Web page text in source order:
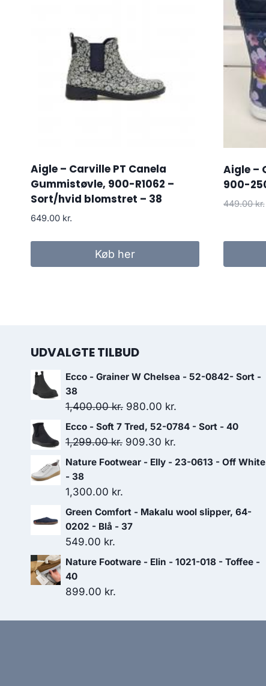
Aigle – Carville PT Canela
Gummistøvle, 900-R1062 –
Sort/hvid blomstret – 38
649.00 kr.
Køb her
Aigle –
900-
449.00kr.
UDVALGTE TILBUD
Ecco - Grainer W Chelsea - 52-0842- Sort -
38
1,400.00kr. Den
oprindelige
pris
1,400.00 kr..
980.00 kr.
aktuelle
Ecco - Soft 7 Tred, 52-0784 - Sort - 40
1,299.00kr. Den
oprindelige
1,299.00 kr..
909.30 kr.
aktuelle
909.30 kr..
Nature Footwear - Elly - 23-0613 - Off White
- 38
1,300.00 kr.
Green Comfort - Makalu wool slipper, 64-
0202 - Blå - 37
549.00 kr.
Nature Footware - Elin - 1021-018 - Toffee -
40
899.00 kr.